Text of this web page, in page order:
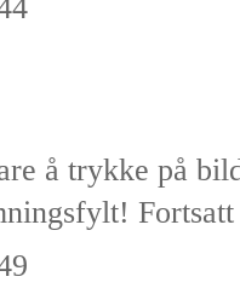
å trykke på